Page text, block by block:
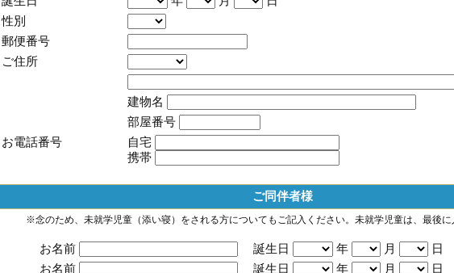
性別
郵便番号
ご住所
建物名
部屋番号
お電話番号
自宅
携帯
ご同伴者様
※念のため、未就学児童（添い寝）をされる方についてもご記入ください。未就学児童は、最後に
お名前 誕生日 年 月
日
お名前
誕生日 年 月
日